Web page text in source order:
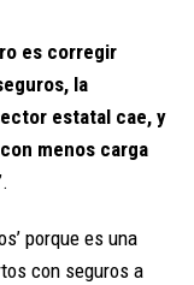
es corregir
la
estatal cae, y
menos carga
porque es una
con seguros a